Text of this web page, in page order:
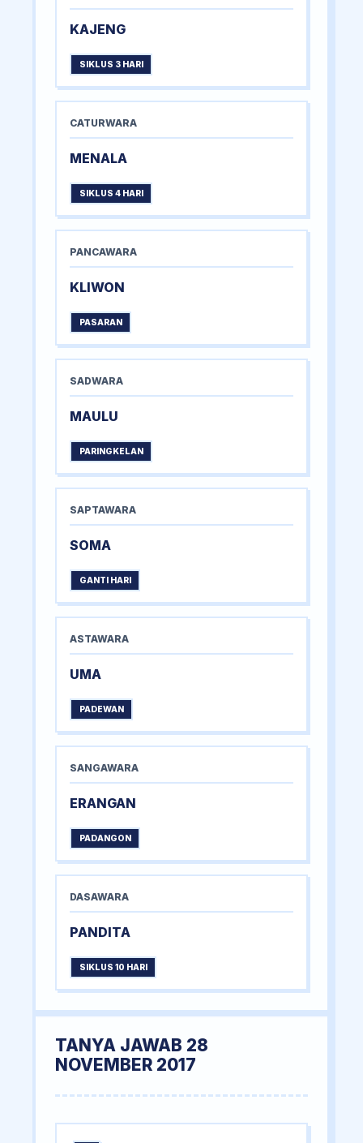
KAJENG
SIKLUS 3 HARI
CATURWARA
MENALA
SIKLUS 4 HARI
PANCAWARA
KLIWON
PASARAN
SADWARA
MAULU
PARINGKELAN
SAPTAWARA
SOMA
GANTI HARI
ASTAWARA
UMA
PADEWAN
SANGAWARA
ERANGAN
PADANGON
DASAWARA
PANDITA
SIKLUS 10 HARI
TANYA JAWAB 28
NOVEMBER 2017